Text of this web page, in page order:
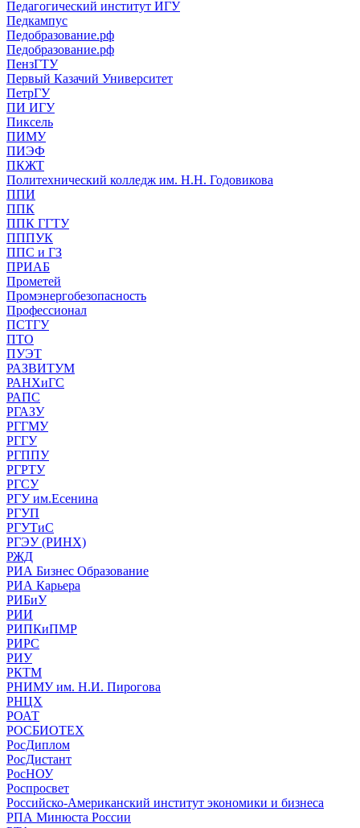
Педагогический институт ИГУ
Педкампус
Педобразование.рф
Педобразование.рф
ПензГТУ
Первый Казачий Университет
ПетрГУ
ПИ ИГУ
Пиксель
ПИМУ
ПИЭФ
ПКЖТ
Политехнический колледж им. Н.Н. Годовикова
ППИ
ППК
ППК ГГТУ
ПППУК
ППС и ГЗ
ПРИАБ
Прометей
Промэнергобезопасность
Профессионал
ПСТГУ
ПТО
ПУЭТ
РАЗВИТУМ
РАНХиГС
РАПС
РГАЗУ
РГГМУ
РГГУ
РГППУ
РГРТУ
РГСУ
РГУ им.Есенина
РГУП
РГУТиС
РГЭУ (РИНХ)
РЖД
РИА Бизнес Образование
РИА Карьера
РИБиУ
РИИ
РИПКиПМР
РИРС
РИУ
РКТМ
РНИМУ им. Н.И. Пирогова
РНЦХ
РОАТ
РОСБИОТЕХ
РосДиплом
РосДистант
РосНОУ
Роспросвет
Российско-Американский институт экономики и бизнеса
РПА Минюста России